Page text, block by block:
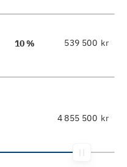
10 % kr
kr